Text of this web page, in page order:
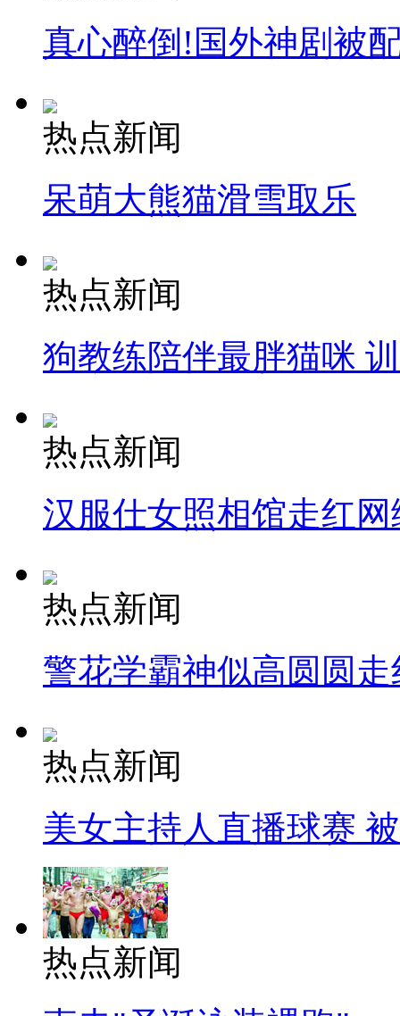
司机酒驾遇交警 急速倒车逃窜
真心醉倒!国外神剧被
热点新闻
呆萌大熊猫滑雪取乐
热点新闻
狗教练陪伴最胖猫咪
热点新闻
汉服仕女照相馆走红网
热点新闻
警花学霸神似高圆圆走
热点新闻
美女主持人直播球赛
热点新闻